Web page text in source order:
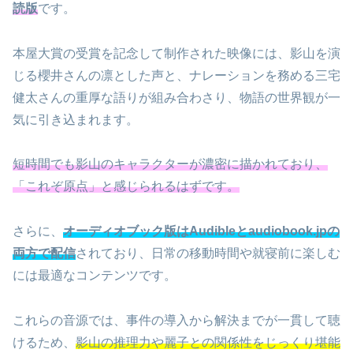
読版です。
本屋大賞の受賞を記念して制作された映像には、影山を演
じる櫻井さんの凛とした声と、ナレーションを務める三宅
健太さんの重厚な語りが組み合わさり、物語の世界観が一
気に引き込まれます。
短時間でも影山のキャラクターが濃密に描かれており、
「これぞ原点」と感じられるはずです。
さらに、 オーディオブック版はAudibleとaudiobook.jpの
両方で配信されており、日常の移動時間や就寝前に楽しむ
には最適なコンテンツです。
これらの音源では、事件の導入から解決までが一貫して聴
けるため、 影山の推理力や麗子との関係性をじっくり堪能